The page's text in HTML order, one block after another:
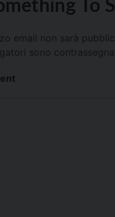
email non sarà
sono